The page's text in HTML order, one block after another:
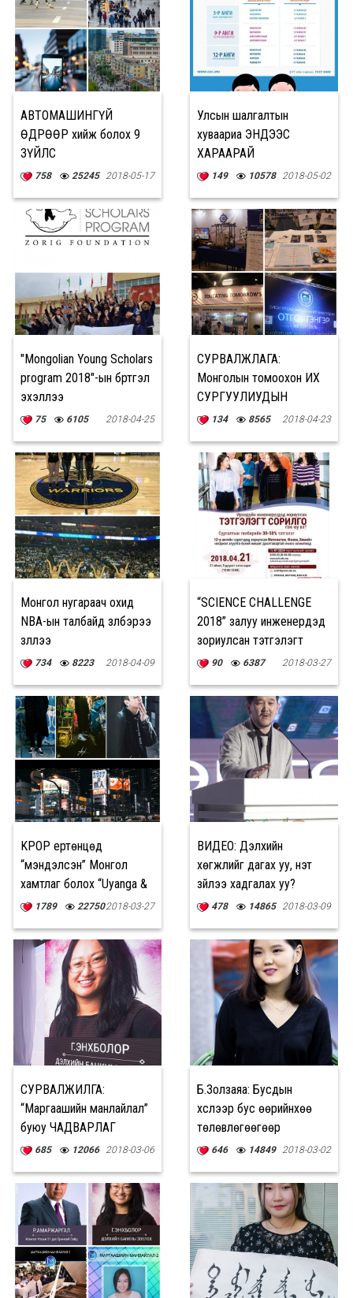
АВТОМАШИНГҮЙ
ӨДРӨӨР хийж болох 9
ЗҮЙЛС
758 25245 2018-05-17
Улсын шалгалтын
хуваариа ЭНДЭЭС
ХАРААРАЙ
149 10578 2018-05-02
"Mongolian Young Scholars
program 2018"-ын бүртгэл
эхэллээ
75 6105 2018-04-25
СУРВАЛЖЛАГА:
Монголын томоохон ИХ
СУРГУУЛИУДЫН
МЭДЭЭЛЭЛ
134 8565 2018-04-23
Монгол нугараач охид
NBA-ын талбайд үзүүлбэрээ
үзүүллээ
734 8223 2018-04-09
“SCIENCE CHALLENGE
2018” залуу инженерүүдэд
зориулсан тэтгэлэгт
сорилгын бүртгэл эхэллээ
90 6387 2018-03-27
KPOP ертөнцөд
“мэндэлсэн” Монгол
хамтлаг болох “Uyanga &
Rutuu”
1789 227502018-03-27
ВИДЕО: Дэлхийн
хөгжлийг дагах уу, үнэт
зүйлээ хадгалах уу?
478 14865 2018-03-09
СУРВАЛЖИЛГА:
“Маргаашийн манлайлал”
буюу ЧАДВАРЛАГ
ЭРХМҮҮДИЙН залууст
685 12066 2018-03-06
Б.Золзаяа: Бусдын
хүслээр бус өөрийнхөө
төлөвлөгөөгөөр
байгаарай
646 14849 2018-03-02